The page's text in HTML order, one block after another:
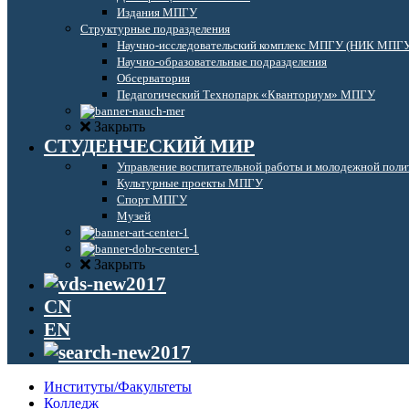
Издания МПГУ
Структурные подразделения
Научно-исследовательский комплекс МПГУ (НИК
Научно-образовательные подразделения
Обсерватория
Педагогический Технопарк «Кванториум» МПГУ
Закрыть
СТУДЕНЧЕСКИЙ МИР
Управление воспитательной работы и молодежной
Культурные проекты МПГУ
Спорт МПГУ
Музей
Закрыть
CN
EN
Институты/Факультеты
Колледж